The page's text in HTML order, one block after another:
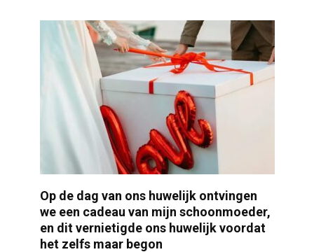
Op de dag van ons huwelijk ontvingen
we een cadeau van mijn schoonmoeder,
en dit vernietigde ons huwelijk voordat
het zelfs maar begon